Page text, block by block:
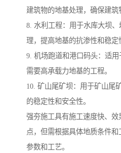
建筑物的地基处理，确保建筑
8. 水利工程：用于水库大坝
理，提高地基的抗渗性和稳定
9. 机场跑道和港口码头：适
需要高承载力地基的工程。
10. 矿山尾矿坝：用于矿山尾
的稳定性和安全性。
强夯施工具有施工速度快、
点，但需根据具体地质条件
参数和工艺。